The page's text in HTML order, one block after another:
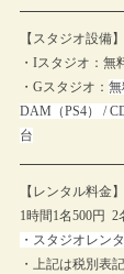
【スタジオ設備】
・Iスタジオ：無
・Gスタジオ： 無
DAM（PS4） /
台
【レンタル料金】
1時間1名500円  2
・スタジオレン
・上記は税別表記